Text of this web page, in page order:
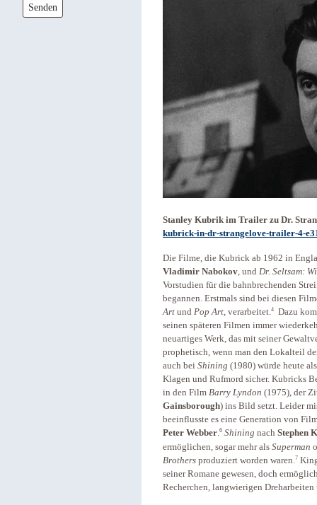
Senden
Stanley Kubrik im Trailer zu Dr.
kubrick-in-dr-strangelove-trailer-4-
Die Filme, die Kubrick ab 1962 in
Vladimir Nabokov , und Dr. Seltsam:
Vorstudien für die bahnbrechenden
begannen. Erstmals sind bei diesen
Art und Pop Art, verarbeitet.4
Dazu
seinen späteren Filmen immer
neuartiges Werk, das mit seiner
prophetisch, wenn man den Lokalteil
auch bei Shining (1980) würde heute
Klagen und Rufmord sicher. Kubricks
in den Film Barry Lyndon (1975), der
Gainsborough) ins Bild setzt. Leider
beeinflusste es eine Generation von
Peter Webber.6 Shining nach Stephen
ermöglichen, sogar mehr als Superman
Brothers produziert worden waren.7
seiner Romane gewesen, doch
Recherchen, langwierigen